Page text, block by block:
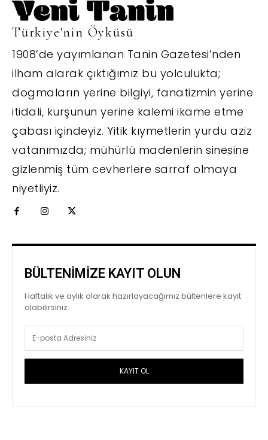
Türkiye'nin Öyküsü
1908’de yayımlanan Tanin Gazetesi’nden
ilham alarak çıktığımız bu yolculukta;
dogmaların yerine bilgiyi, fanatizmin yerine
itidali, kurşunun yerine kalemi ikame etme
çabası içindeyiz. Yitik kıymetlerin yurdu aziz
vatanımızda; mühürlü madenlerin sinesine
gizlenmiş tüm cevherlere sarraf olmaya
niyetliyiz.
BÜLTENİMİZE KAYIT OLUN
Haftalık ve aylık olarak hazırlayacağımız bültenlere kayıt
olabilirsiniz.
KAYIT OL